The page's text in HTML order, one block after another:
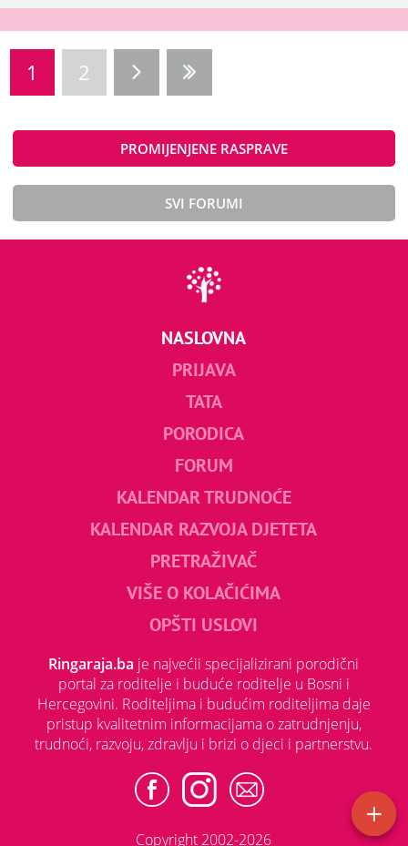
1 2
PROMIJENJENE RASPRAVE
SVI FORUMI
NASLOVNA
PRIJAVA
TATA
PORODICA
FORUM
KALENDAR TRUDNOĆE
KALENDAR RAZVOJA DJETETA
PRETRAŽIVAČ
VIŠE O KOLAČIĆIMA
OPŠTI USLOVI
Ringaraja.ba je najvećii specijalizirani porodični
portal za roditelje i buduće roditelje u Bosni i
Hercegovini. Roditeljima i budućim roditeljima daje
pristup kvalitetnim informacijama o zatrudnjenju,
trudnoći, razvoju, zdravlju i brizi o djeci i partnerstvu.
Copyright 2002-2026